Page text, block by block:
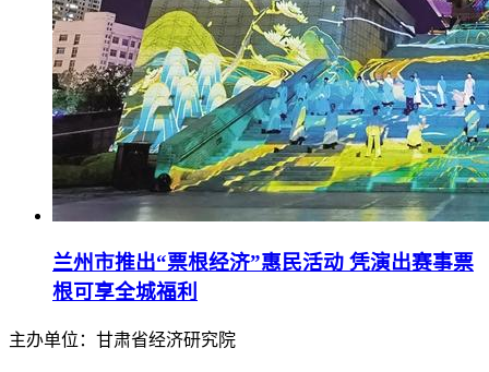
兰州市推出“票根经济”惠民活动 凭演出赛事票
根可享全城福利
主办单位：甘肃省经济研究院